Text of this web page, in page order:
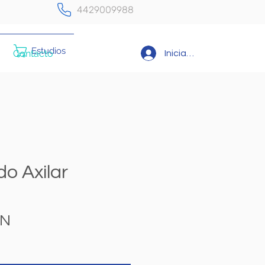
4429009988
Estudios Iniciar sesión
Contacto
Axilar